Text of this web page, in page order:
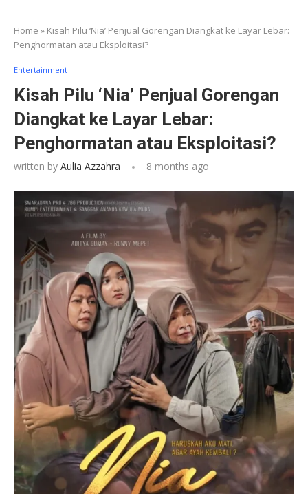
Home » Kisah Pilu ‘Nia’ Penjual Gorengan Diangkat ke Layar Lebar:
Penghormatan atau Eksploitasi?
Entertainment
Kisah Pilu ‘Nia’ Penjual Gorengan
Diangkat ke Layar Lebar:
Penghormatan atau Eksploitasi?
written by Aulia Azzahra 8 months ago